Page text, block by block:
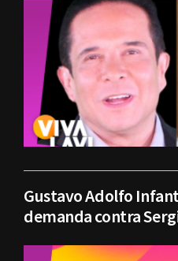
Gustavo Adolfo
demanda contra